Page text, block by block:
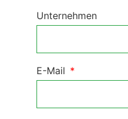
Unternehmen
E-Mail